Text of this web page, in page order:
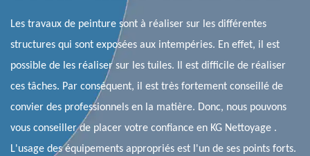
Les travaux de peinture sont à réaliser sur les différentes
structures qui sont exposées aux intempéries. En effet, il est
possible de les réaliser sur les tuiles. Il est difficile de réaliser
ces tâches. Par conséquent, il est très fortement conseillé de
convier des professionnels en la matière. Donc, nous pouvons
vous conseiller de placer votre confiance en KG Nettoyage .
L'usage des équipements appropriés est l'un de ses points forts.